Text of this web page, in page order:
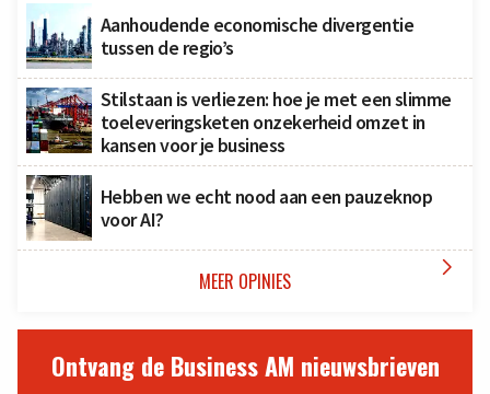
Aanhoudende economische divergentie
tussen de regio’s
Stilstaan is verliezen: hoe je met een slimme
toeleveringsketen onzekerheid omzet in
kansen voor je business
Hebben we echt nood aan een pauzeknop
voor AI?
MEER OPINIES 
Ontvang de Business AM nieuwsbrieven